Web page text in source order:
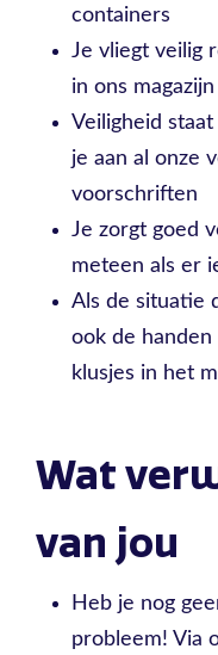
containers
Je vliegt veilig
in ons
Veiligheid
je aan al onze
voorschriften
Je zorgt goed
meteen als er
Als de situatie
ook de
klusjes in het
Wat
van jou
Heb je nog
probleem! Via